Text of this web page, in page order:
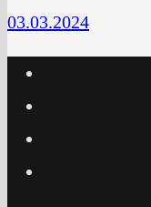
03.03.2024